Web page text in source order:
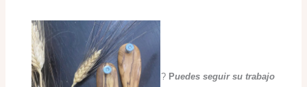
? Puedes seguir su trabajo